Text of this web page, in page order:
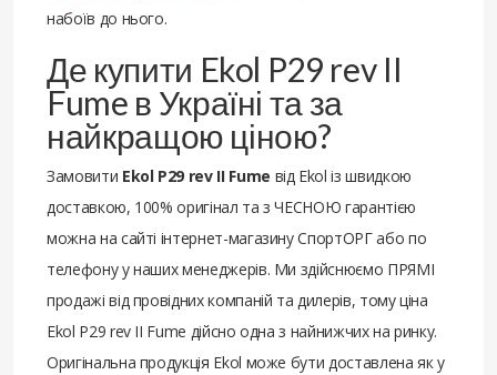
набоїв до нього.
Де купити Ekol P29 rev II
Fume в Україні та за
найкращою ціною?
Замовити Ekol P29 rev II Fume від Ekol із швидкою
доставкою, 100% оригінал та з ЧЕСНОЮ гарантією
можна на сайті інтернет-магазину СпортОРГ або по
телефону у наших менеджерів. Ми здійснюємо ПРЯМІ
продажі від провідних компаній та дилерів, тому ціна
Ekol P29 rev II Fume дійсно одна з найнижчих на ринку.
Оригінальна продукція Ekol може бути доставлена ​​як у